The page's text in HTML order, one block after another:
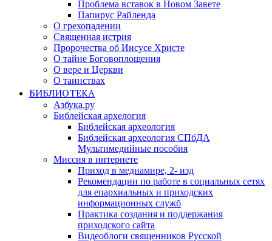
Проблема вставок в Новом Завете
Папирус Райленда
О грехопадении
Священная истрия
Пророчества об Иисусе Христе
О тайне Боговоплощения
О вере и Церкви
О таинствах
БИБЛИОТЕКА
Азбука.ру
Библейская архелогия
Библейская археология
Библейская археология СПбДА
Мультимедийные пособия
Миссия в интернете
Приход в медиамире, 2- изд
Рекомендации по работе в социальных сетях
для епархиальных и приходских
информационных служб
Практика создания и поддержания
приходского сайта
Видеоблоги священников Русской